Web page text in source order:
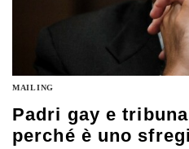
MAILING
Padri gay e
perché è uno